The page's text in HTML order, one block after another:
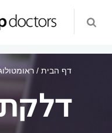
דף הבית